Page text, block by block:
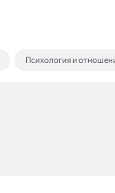
Психология и